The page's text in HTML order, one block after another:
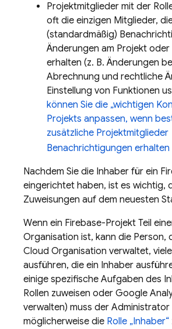
Projektmitglieder mit der
oft die einzigen Mitglieder,
(standardmäßig)
Änderungen am Projekt
erhalten (z. B. Änderungen
Abrechnung und rechtliche
Einstellung von Funktionen
können Sie die „wichtigen
Projekts anpassen, wenn
zusätzliche Projektmitglieder
Benachrichtigungen erhalten
Nachdem Sie die Inhaber für ein
eingerichtet haben, ist es wichtig,
Zuweisungen auf dem neuesten
Wenn ein Firebase-Projekt Teil
Organisation ist, kann die Person,
Cloud Organisation verwaltet,
ausführen, die ein Inhaber
einige spezifische Aufgaben des
Rollen zuweisen oder Google
verwalten) muss der
möglicherweise die Rolle „Inhaber“